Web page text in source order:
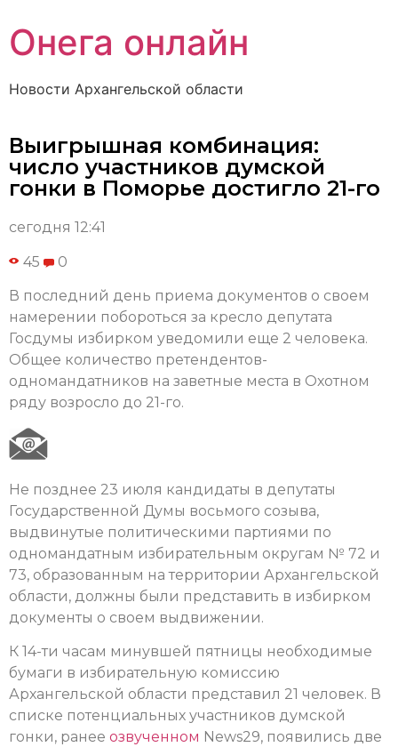
Онега онлайн
Новости Архангельской области
Выигрышная комбинация:
число участников думской
гонки в Поморье достигло 21-го
сегодня 12:41
45 0
В последний день приема документов о своем
намерении побороться за кресло депутата
Госдумы избирком уведомили еще 2 человека.
Общее количество претендентов-
одномандатников на заветные места в Охотном
ряду возросло до 21-го.
Не позднее 23 июля кандидаты в депутаты
Государственной Думы восьмого созыва,
выдвинутые политическими партиями по
одномандатным избирательным округам № 72 и
73, образованным на территории Архангельской
области, должны были представить в избирком
документы о своем выдвижении.
К 14-ти часам минувшей пятницы необходимые
бумаги в избирательную комиссию
Архангельской области представил 21 человек. В
списке потенциальных участников думской
гонки, ранее озвученном News29, появились две